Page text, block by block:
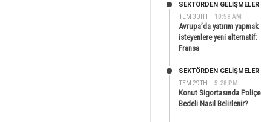
TEM 30TH 10:59 AM
SEKTÖRDEN GELIŞMELER
Avrupa’da yatırım yapmak
isteyenlere yeni alternatif:
Fransa
TEM 29TH 5:28 PM
SEKTÖRDEN GELIŞMELER
Konut Sigortasında Poliçe
Bedeli Nasıl Belirlenir?